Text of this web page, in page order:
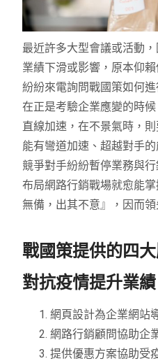
最近許多大型會議或活動
業績下滑或影響，原本仰
紛紛來電詢問戰國策如何
在正是考驗企業應變的時
直線加速，在不景氣時，
能有彎道加速、超越對手
競爭對手紛紛暫停業務與
布局網路行銷戰場就愈能
無備，出其不意』，因而
戰國策提供的四
對抗疫情提升業績
網頁設計為企業網站
網路行銷顧問協助企
提供優惠方案協助受